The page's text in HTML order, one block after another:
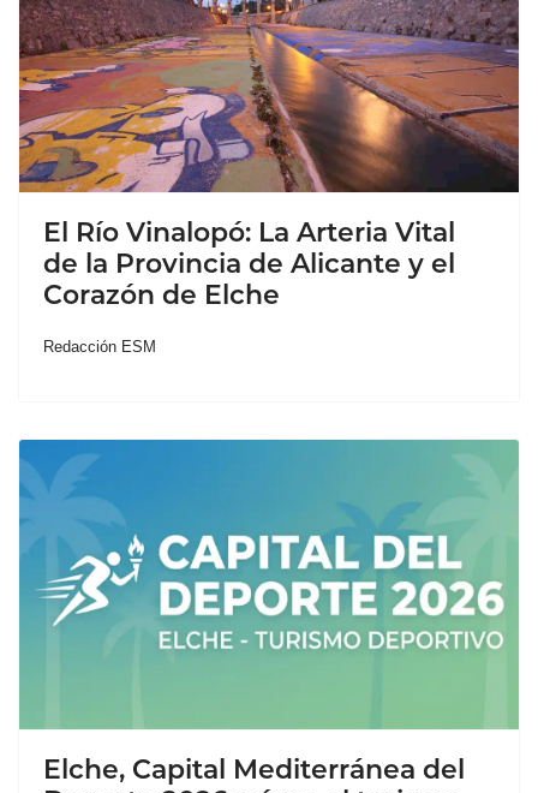
El Río Vinalopó: La Arteria Vital
de la Provincia de Alicante y el
Corazón de Elche
Redacción ESM
Elche, Capital Mediterránea del